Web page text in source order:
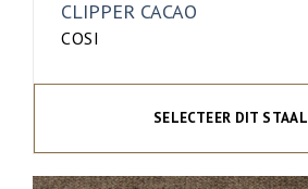
CLIPPER CACAO
COSI
SELECTEER DIT STAAL